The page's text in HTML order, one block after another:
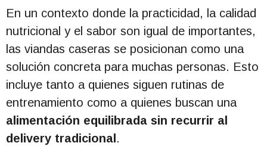
En un contexto donde la practicidad, la calidad
nutricional y el sabor son igual de importantes,
las viandas caseras se posicionan como una
solución concreta para muchas personas. Esto
incluye tanto a quienes siguen rutinas de
entrenamiento como a quienes buscan una
alimentación equilibrada sin recurrir al
delivery tradicional .